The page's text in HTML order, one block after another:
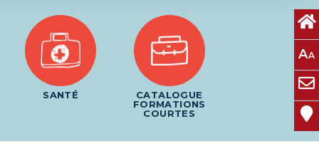
SANTÉ
CATALOGUE
FORMATIONS
COURTES
AA